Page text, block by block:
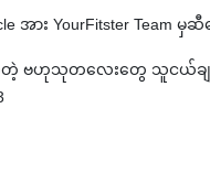
အား YourFitster
ဗဟုသုတလေးတွေ သူငယ်ချင်း